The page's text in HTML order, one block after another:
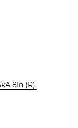
8In (R),